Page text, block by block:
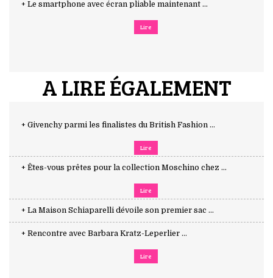
+ Le smartphone avec écran pliable maintenant ...
Lire
A LIRE ÉGALEMENT
+ Givenchy parmi les finalistes du British Fashion ...
Lire
+ Êtes-vous prêtes pour la collection Moschino chez ...
Lire
+ La Maison Schiaparelli dévoile son premier sac ...
+ Rencontre avec Barbara Kratz-Leperlier ...
Lire